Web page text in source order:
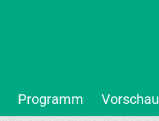
Programm Vorschau